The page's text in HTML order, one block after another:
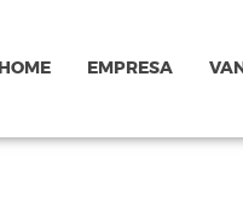
HOME EMPRESA